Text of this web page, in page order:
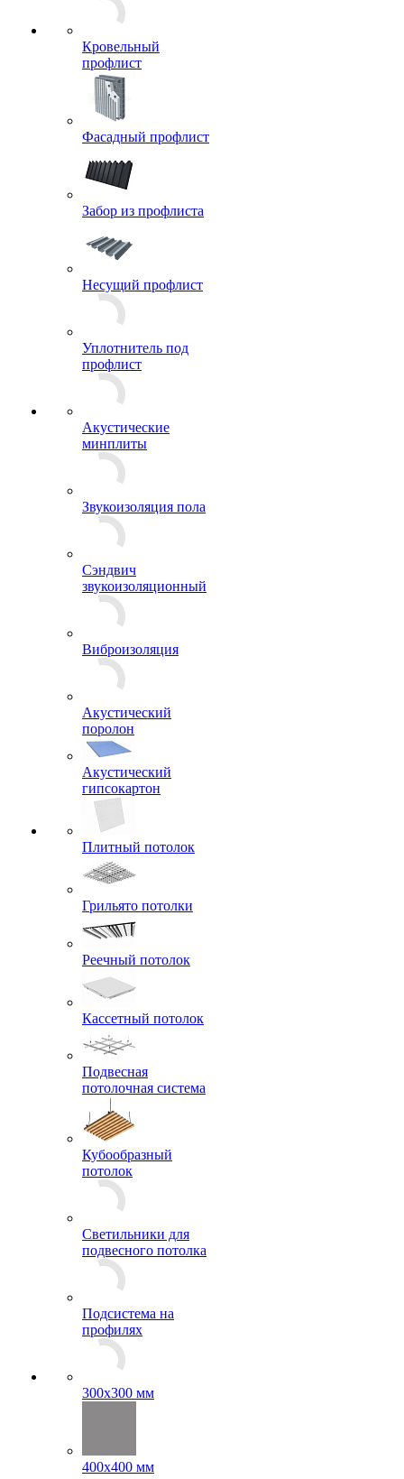
Уплотнитель
паронитовый, крепеж
Кровельный
профлист
Фасадный профлист
Забор из профлиста
Несущий профлист
Уплотнитель под
профлист
Акустические
минплиты
Звукоизоляция пола
Сэндвич
звукоизоляционный
Виброизоляция
Акустический
поролон
Акустический
гипсокартон
Плитный потолок
Реечный потолок
Кассетный потолок
Подвесная
потолочная система
Кубообразный
потолок
Светильники для
подвесного потолка
Подсистема на
профилях